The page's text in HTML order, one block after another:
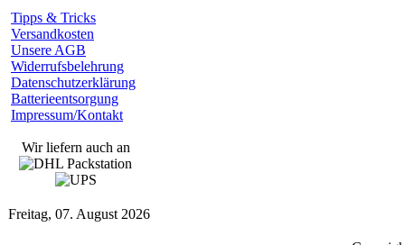
Tipps & Tricks
Versandkosten
Unsere AGB
Widerrufsbelehrung
Datenschutzerklärung
Batterieentsorgung
Impressum/Kontakt
Wir liefern auch an
Freitag, 07. August 2026